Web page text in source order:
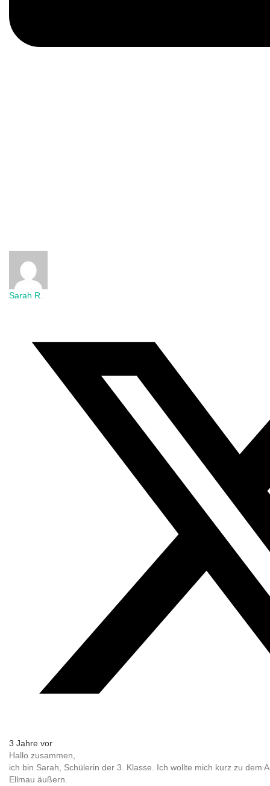
Sarah R.
3 Jahre vor
Hallo zusammen,
ich bin Sarah, Schülerin der 3. Klasse. Ich wollte mich kurz zu dem
Ellmau äußern.